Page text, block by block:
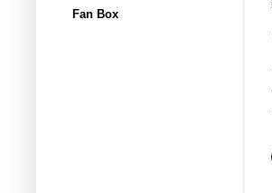
Fan Box